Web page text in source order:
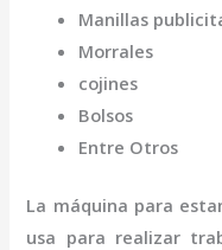
Manillas
Morrales
cojines
Bolsos
Entre Otros
La máquina para
usa para realizar